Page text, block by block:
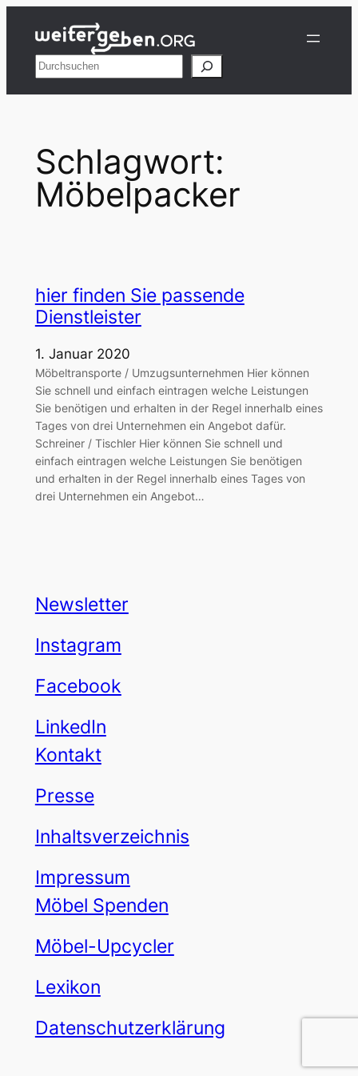
Inhalt
springenSuchen
Schlagwort:
Möbelpacker
hier finden Sie passende
Dienstleister
1. Januar 2020
Möbeltransporte / Umzugsunternehmen Hier können
Sie schnell und einfach eintragen welche Leistungen
Sie benötigen und erhalten in der Regel innerhalb eines
Tages von drei Unternehmen ein Angebot dafür.
Schreiner / Tischler Hier können Sie schnell und
einfach eintragen welche Leistungen Sie benötigen
und erhalten in der Regel innerhalb eines Tages von
drei Unternehmen ein Angebot…
Newsletter
Instagram
Facebook
LinkedIn
Kontakt
Presse
Inhaltsverzeichnis
Impressum
Möbel Spenden
Möbel-Upcycler
Lexikon
Datenschutzerklärung